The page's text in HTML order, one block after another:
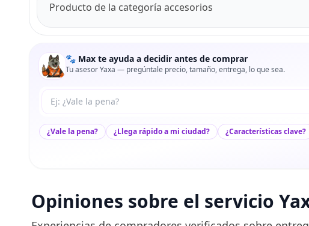
Producto de la categoría accesorios
🐾 Max te ayuda a decidir antes de comprar
Tu asesor Yaxa — pregúntale precio, tamaño, entrega, lo que sea.
Tu pregunta a Max
¿Vale la pena? ¿Llega rápido a mi ciudad? ¿Características clave?
Opiniones sobre el servicio